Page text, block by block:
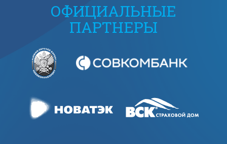
ОФИЦИАЛЬНЫЕ
ПАРТНЕРЫ